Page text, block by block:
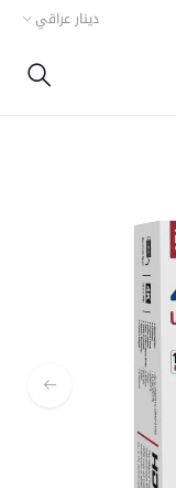
دينار عراقي